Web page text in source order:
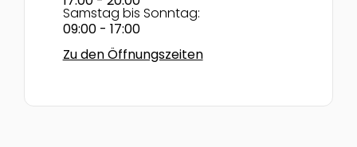
Samstag bis Sonntag:
09:00 - 17:00
Zu den Öffnungszeiten